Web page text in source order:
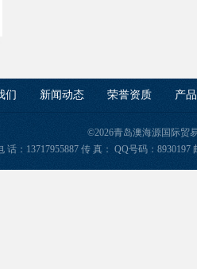
们 新闻动态 荣誉资质 产
©2026青岛澳海源国际贸
话：13717955887 传 真： QQ号码：